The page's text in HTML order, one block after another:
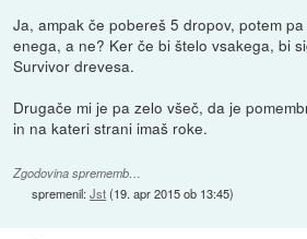
Ja, ampak če pobereš 5 dropov, potem
enega, a ne? Ker če bi štelo vsakega, bi
Survivor drevesa.
Drugače mi je pa zelo všeč, da je
in na kateri strani imaš roke.
Zgodovina sprememb…
spremenil:Jst(19. apr 2015 ob 13:45)